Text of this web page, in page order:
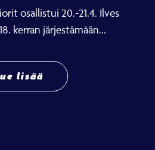
osallistui 20.-21.4. Ilves
kerran järjestämään...
lisää